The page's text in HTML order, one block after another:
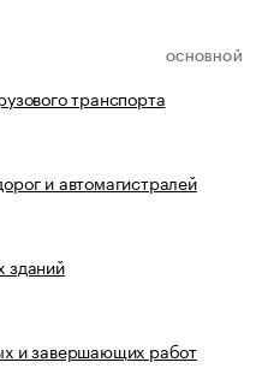
ОСНОВНОЙ
транспорта
и автомагистралей
зданий
и завершающих работ